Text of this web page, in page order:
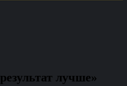
лучше»